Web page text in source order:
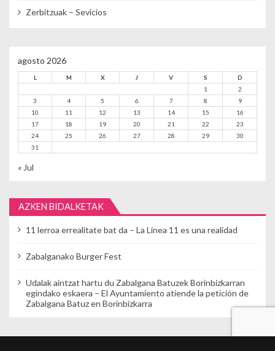
Zerbitzuak – Sevicios
agosto 2026
L M X J V S
D
1
2
3
4 5 6 7 8
9
10
11 12 13 14 15
16
17
18 19 20 21 22
23
24
25 26 27 28 29
30
31
« Jul
AZKEN BIDALKETAK
11 lerroa errealitate bat da – La Línea 11 es una realidad
Zabalganako Burger Fest
Udalak aintzat hartu du Zabalgana Batuzek Borinbizkarran
egindako eskaera – El Ayuntamiento atiende la petición de
Zabalgana Batuz en Borinbizkarra